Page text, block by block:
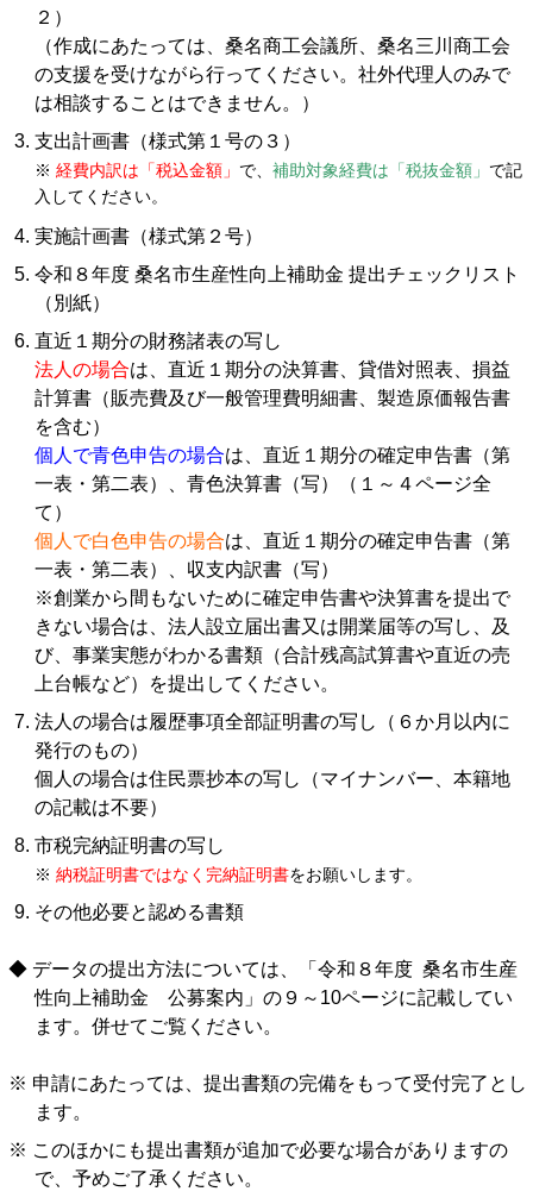
２）
（作成にあたっては、桑名商工会議所、桑名三川商工会
の支援を受けながら行ってください。社外代理人のみで
は相談することはできません。）
支出計画書（様式第１号の３）
※ 経費内訳は「 税込金額」 で、 補助対象経費は「税抜金額」 で記
入してください。
実施計画書（様式第２号）
令和８年度 桑名市生産性向上補助金 提出チェックリスト
（別紙）
直近１期分の財務諸表の写し
法人の場合は、直近１期分の決算書、貸借対照表、損益
計算書（販売費及び一般管理費明細書、製造原価報告書
を含む）
個人で青色申告の場合は、直近１期分の確定申告書（第
一表・第二表）、青色決算書（写）（１～４ページ全
て）
個人で白色申告の場合は、直近１期分の確定申告書（第
一表・第二表）、収支内訳書（写）
※創業から間もないために確定申告書や決算書を提出で
きない場合は、法人設立届出書又は開業届等の写し、及
び、事業実態がわかる書類（合計残高試算書や直近の売
上台帳など）を提出してください。
法人の場合は履歴事項全部証明書の写し（６か月以内に
発行のもの）
個人の場合は住民票抄本の写し（マイナンバー、本籍地
の記載は不要）
市税完納証明書の写し
※ 納税証明書ではなく完納証明書をお願いします。
その他必要と認める書類
データの提出方法については、「令和８年度 桑名市生産
性向上補助金 公募案内」の９～10ページに記載してい
ます。併せてご覧ください。
申請にあたっては、提出書類の完備をもって受付完了とし
ます。
このほかにも提出書類が追加で必要な場合がありますの
で、予めご了承ください。